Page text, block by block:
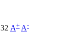
32 A+ A-